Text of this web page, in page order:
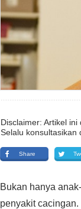
Disclaimer: Artikel
Selalu konsultasikan
Share
Bukan hanya
penyakit